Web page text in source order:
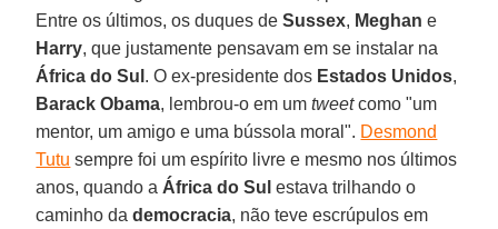
Entre os últimos, os duques deSussex, Meghan e
Harry, que justamente pensavam em se instalar na
África do Sul . O ex-presidente dos Estados Unidos,
Barack Obama, lembrou-o em umtweetcomo "um
mentor, um amigo e uma bússola moral". Desmond
Tutu sempre foi um espírito livre e mesmo nos últimos
anos, quando a África do Sul estava trilhando o
caminho dademocracia, não teve escrúpulos em